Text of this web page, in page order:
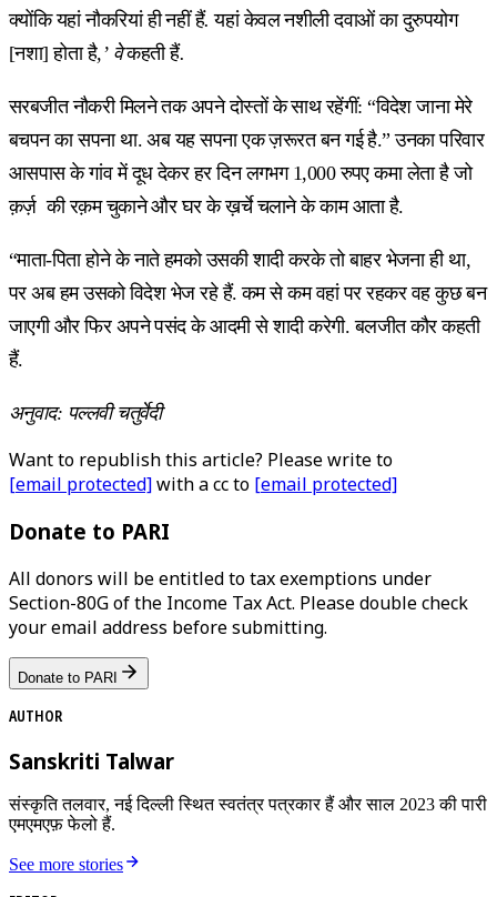
क्योंकि यहां नौकरियां ही नहीं हैं.यहां केवल नशीली दवाओं का दुरुपयोग
[नशा] होता है,’ वेकहती हैं.
सरबजीत नौकरी मिलने तक अपने दोस्तों के साथ रहेंगीं: “विदेश जाना मेरे
बचपन का सपना था. अब यह सपना एक ज़रूरत बन गई है.” उनका परिवार
आसपास के गांव में दूध देकर हर दिन लगभग 1,000 रुपए कमा लेता है जो
क़र्ज़ की रक़म चुकाने और घर के ख़र्चे चलाने के काम आता है.
“माता-पिता होने के नाते हमको उसकी शादी करके तो बाहर भेजना ही था,
पर अब हम उसको विदेश भेज रहे हैं. कम से कम वहां पर रहकर वह कुछ बन
जाएगी और फिर अपने पसंद के आदमी से शादी करेगी. बलजीत कौर कहती
हैं.
अनुवाद: पल्लवी चतुर्वेदी
Want to republish this article? Please write to
[email protected]with a cc to [email protected]
Donate to PARI
All donors will be entitled to tax exemptions under
Section-80G of the Income Tax Act. Please double check
your email address before submitting.
Donate to PARI
AUTHOR
Sanskriti Talwar
संस्कृति तलवार, नई दिल्ली स्थित स्वतंत्र पत्रकार हैं और साल 2023 की पारी
एमएमएफ़ फेलो हैं.
See more stories